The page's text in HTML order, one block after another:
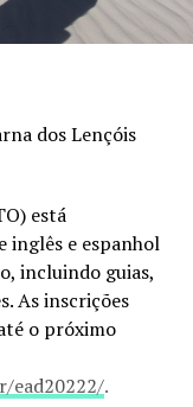
dos Lençóis
está
inglês e espanhol
incluindo guias,
As inscrições
o próximo
ead20222/.